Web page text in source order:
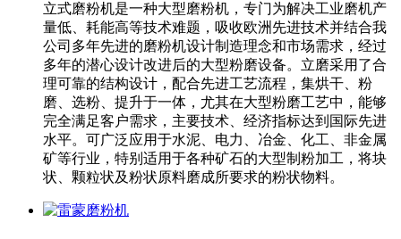
立式磨粉机是一种大型磨粉机，专门为解决工业磨机产
量低、耗能高等技术难题，吸收欧洲先进技术并结合我
公司多年先进的磨粉机设计制造理念和市场需求，经过
多年的潜心设计改进后的大型粉磨设备。立磨采用了合
理可靠的结构设计，配合先进工艺流程，集烘干、粉
磨、选粉、提升于一体，尤其在大型粉磨工艺中，能够
完全满足客户需求，主要技术、经济指标达到国际先进
水平。可广泛应用于水泥、电力、冶金、化工、非金属
矿等行业，特别适用于各种矿石的大型制粉加工，将块
状、颗粒状及粉状原料磨成所要求的粉状物料。